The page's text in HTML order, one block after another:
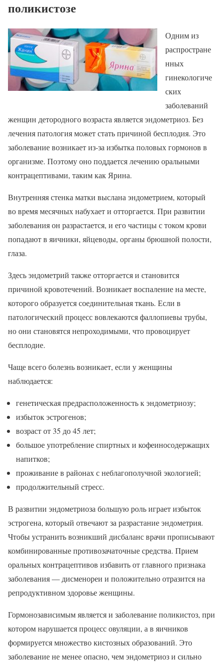
поликистозе
Одним из
распростране
нных
гинекологиче
ских
заболеваний
женщин детородного возраста является эндометриоз. Без
лечения патология может стать причиной бесплодия. Это
заболевание возникает из-за избытка половых гормонов в
организме. Поэтому оно поддается лечению оральными
контрацептивами, таким как Ярина.
Внутренняя стенка матки выслана эндометрием, который
во время месячных набухает и отторгается. При развитии
заболевания он разрастается, и его частицы с током крови
попадают в яичники, яйцеводы, органы брюшной полости,
глаза.
Здесь эндометрий также отторгается и становится
причиной кровотечений. Возникает воспаление на месте,
которого образуется соединительная ткань. Если в
патологический процесс вовлекаются фаллопиевы трубы,
но они становятся непроходимыми, что провоцирует
бесплодие.
Чаще всего болезнь возникает, если у женщины
наблюдается:
генетическая предрасположенность к эндометриозу;
избыток эстрогенов;
возраст от 35 до 45 лет;
большое употребление спиртных и кофеиносодержащих
напитков;
проживание в районах с неблагополучной экологией;
продолжительный стресс.
В развитии эндометриоза большую роль играет избыток
эстрогена, который отвечают за разрастание эндометрия.
Чтобы устранить возникший дисбаланс врачи прописывают
комбинированные противозачаточные средства. Прием
оральных контрацептивов избавить от главного признака
заболевания — дисменореи и положительно отразится на
репродуктивном здоровье женщины.
Гормонозависимым является и заболевание поликистоз, при
котором нарушается процесс овуляции, а в яичников
формируется множество кистозных образований. Это
заболевание не менее опасно, чем эндометриоз и сильно